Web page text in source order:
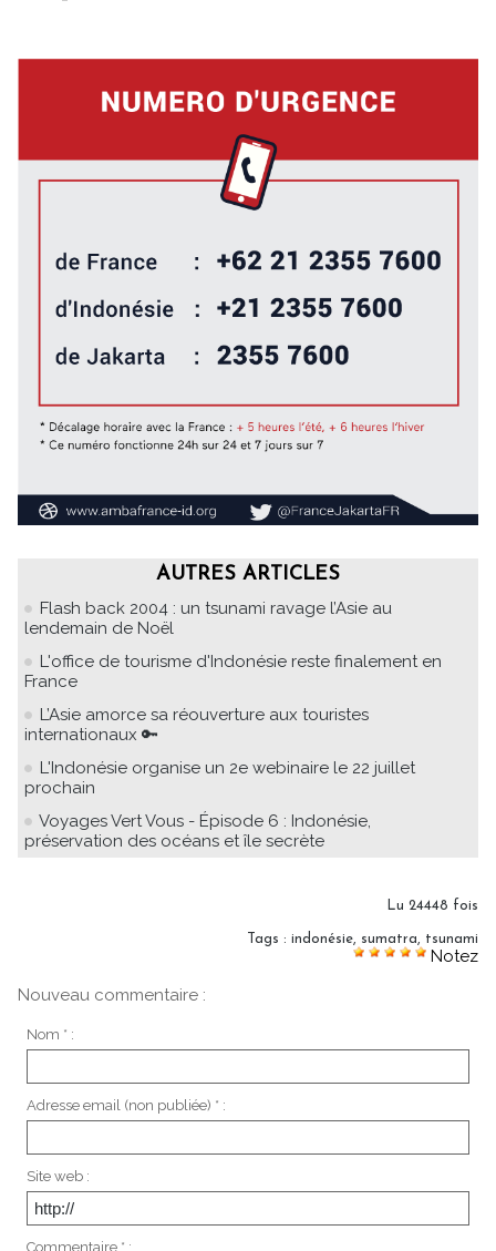
AUTRES ARTICLES
Flash back 2004 : un tsunami ravage l’Asie au
lendemain de Noël
L'office de tourisme d'Indonésie reste finalement en
France
L’Asie amorce sa réouverture aux touristes
internationaux 🔑
L'Indonésie organise un 2e webinaire le 22 juillet
prochain
Voyages Vert Vous - Épisode 6 : Indonésie,
préservation des océans et île secrète
Lu 24448 fois
Tags : indonésie, sumatra, tsunami
Notez
Nouveau commentaire :
Nom * :
Adresse email (non publiée) * :
Site web :
Commentaire * :